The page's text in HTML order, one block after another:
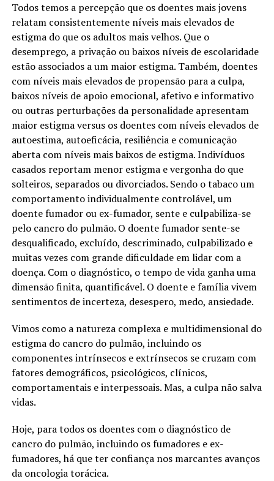
Todos temos a percepção que os doentes mais jovens
relatam consistentemente níveis mais elevados de
estigma do que os adultos mais velhos. Que o
desemprego, a privação ou baixos níveis de escolaridade
estão associados a um maior estigma. Também, doentes
com níveis mais elevados de propensão para a culpa,
baixos níveis de apoio emocional, afetivo e informativo
ou outras perturbações da personalidade apresentam
maior estigma versus os doentes com níveis elevados de
autoestima, autoeficácia, resiliência e comunicação
aberta com níveis mais baixos de estigma. Indivíduos
casados reportam menor estigma e vergonha do que
solteiros, separados ou divorciados. Sendo o tabaco um
comportamento individualmente controlável, um
doente fumador ou ex-fumador, sente e culpabiliza-se
pelo cancro do pulmão. O doente fumador sente-se
desqualificado, excluído, descriminado, culpabilizado e
muitas vezes com grande dificuldade em lidar com a
doença. Com o diagnóstico, o tempo de vida ganha uma
dimensão finita, quantificável. O doente e família vivem
sentimentos de incerteza, desespero, medo, ansiedade.
Vimos como a natureza complexa e multidimensional do
estigma do cancro do pulmão, incluindo os
componentes intrínsecos e extrínsecos se cruzam com
fatores demográficos, psicológicos, clínicos,
comportamentais e interpessoais. Mas, a culpa não salva
vidas.
Hoje, para todos os doentes com o diagnóstico de
cancro do pulmão, incluindo os fumadores e ex-
fumadores, há que ter confiança nos marcantes avanços
da oncologia torácica.